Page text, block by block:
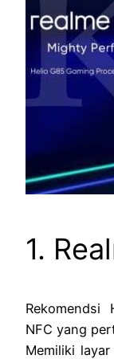
1.
NFC yang
Memiliki